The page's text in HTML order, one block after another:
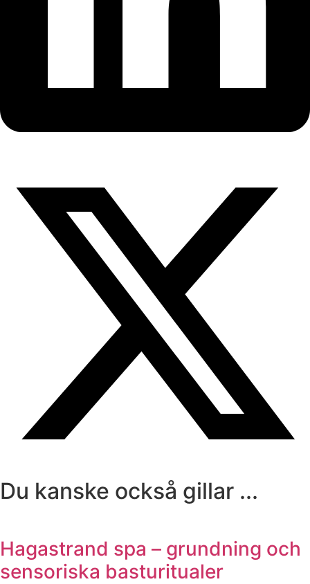
Du kanske också gillar ...
Hagastrand spa – grundning och
sensoriska basturitualer